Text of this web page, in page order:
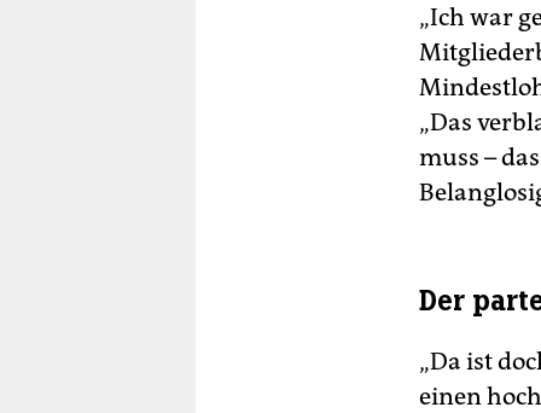
„Ich war
„Das
muss –
Der
„Da ist
einen